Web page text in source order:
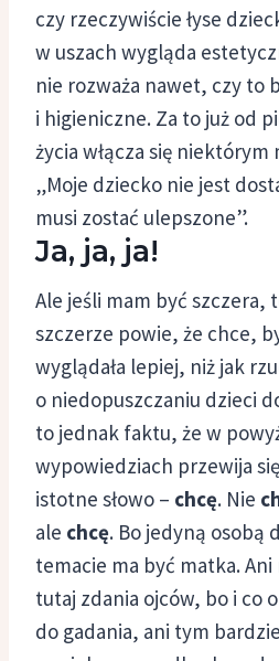
czy rzeczywiście łyse
w uszach wygląda
nie rozważa nawet, czy to
i higieniczne. Za to już od
życia włącza się niektórym
„Moje dziecko nie jest
musi zostać ulepszone”.
Ja, ja, ja!
Ale jeśli mam być szczera,
szczerze powie, że chce,
wyglądała lepiej, niż jak
o niedopuszczaniu dzieci
to jednak faktu, że w
wypowiedziach przewija
istotne słowo – chcę. Nie
ale chcę. Bo jedyną osobą
temacie ma być matka.
tutaj zdania ojców, bo i co
do gadania, ani tym